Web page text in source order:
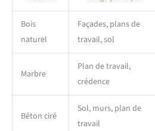
Bois
naturel
Façades, plans de
travail, sol
Marbre
Plan de travail,
crédence
Béton ciré
Sol, murs, plan de
travail